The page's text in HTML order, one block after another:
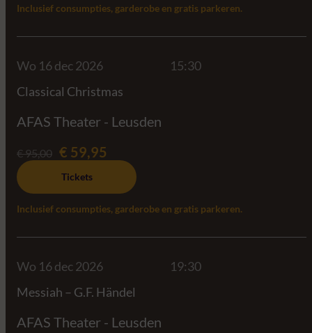
Inclusief consumpties, garderobe en gratis parkeren.
Wo 16 dec 2026
15:30
Classical Christmas
AFAS Theater - Leusden
€ 95,00 € 59,95
Tickets
Inclusief consumpties, garderobe en gratis parkeren.
Wo 16 dec 2026
19:30
Messiah – G.F. Händel
AFAS Theater - Leusden